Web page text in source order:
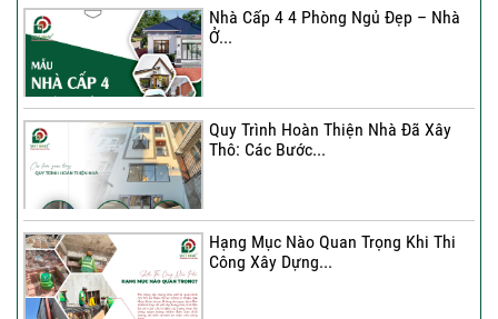
Nhà Cấp 4 4 Phòng Ngủ Đẹp – Nhà
Ở...
Quy Trình Hoàn Thiện Nhà Đã Xây
Thô: Các Bước...
Hạng Mục Nào Quan Trọng Khi Thi
Công Xây Dựng...